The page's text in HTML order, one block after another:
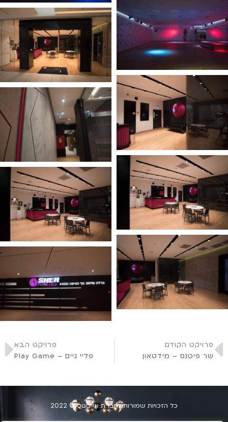
פרויקט הקודם
שר פיטנס – מידטאון
פרויקט הבא
פליי גיים – Play Game
כל הזכויות שמורות לחברת אייליטס © 2022